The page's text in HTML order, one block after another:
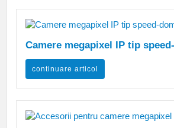
Camere megapixel IP tip
continuare articol